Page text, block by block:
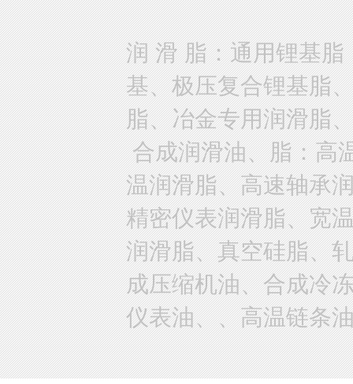
润 滑 脂：通用锂基
基、极压复合锂基脂
脂、冶金专用润滑脂
合成润滑油、脂：高
温润滑脂、高速轴承
精密仪表润滑脂、宽
润滑脂、真空硅脂、
成压缩机油、合成冷
仪表油、、高温链条